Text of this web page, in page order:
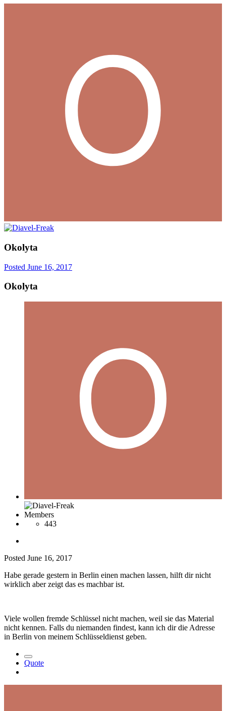
Okolyta
Posted June 16, 2017
Okolyta
Members
443
Posted June 16, 2017
Habe gerade gestern in Berlin einen machen lassen, hilft dir nicht
wirklich aber zeigt das es machbar ist.
Viele wollen fremde Schlüssel nicht machen, weil sie das Material
nicht kennen. Falls du niemanden findest, kann ich dir die Adresse
in Berlin von meinem Schlüsseldienst geben.
Quote